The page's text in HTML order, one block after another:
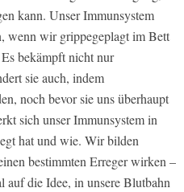
kann. Unser Immunsystem
wenn wir grippegeplagt im Bett
bekämpft nicht nur
sie auch, indem
noch bevor sie uns überhaupt
sich unser Immunsystem in
hat und wie. Wir bilden
bestimmten Erreger wirken –
die Idee, in unsere Blutbahn